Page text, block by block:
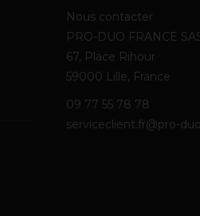
Nous contacter
PRO-DUO FRANCE
67, Place Rihour
59000 Lille, France
09 77 55 78 78
serviceclient.fr@pro-